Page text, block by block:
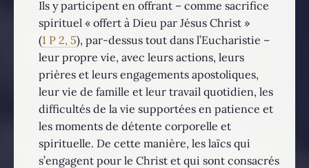
Ils y participent en offrant – comme sacrifice
spirituel « offert à Dieu par Jésus Christ »
(1 P 2, 5), par-dessus tout dans l’Eucharistie –
leur propre vie, avec leurs actions, leurs
prières et leurs engagements apostoliques,
leur vie de famille et leur travail quotidien, les
difficultés de la vie supportées en patience et
les moments de détente corporelle et
spirituelle. De cette manière, les laïcs qui
s’engagent pour le Christ et qui sont consacrés